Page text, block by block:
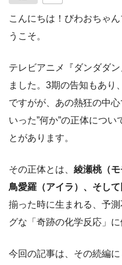
こんにちは！びわおちゃ
うこそ。
テレビアニメ『ダンダダ
ました。3期の告知もあり
ですがが、あの熱狂の中
いった”何か”の正体につ
とがあります。
その正体とは、 綾瀬桃（
鳥愛羅（アイラ）、そして
揃った時に生まれる、予
グな「奇跡の化学反応」に
今回の記事は、その続編